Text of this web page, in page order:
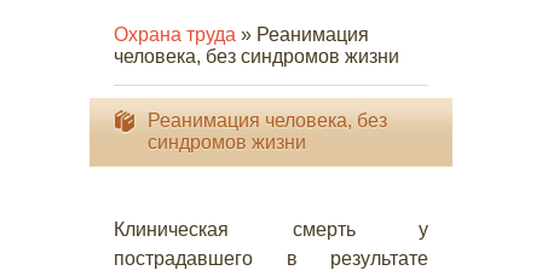
Охрана труда » Реанимация
человека, без синдромов жизни
Реанимация человека, без
синдромов жизни
Клиническая смерть у
пострадавшего в результате